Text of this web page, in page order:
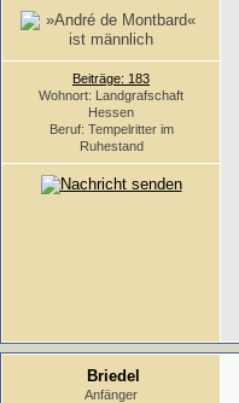
Beiträge: 183
Wohnort: Landgrafschaft
Hessen
Beruf: Tempelritter im
Ruhestand
Briedel
Anfänger